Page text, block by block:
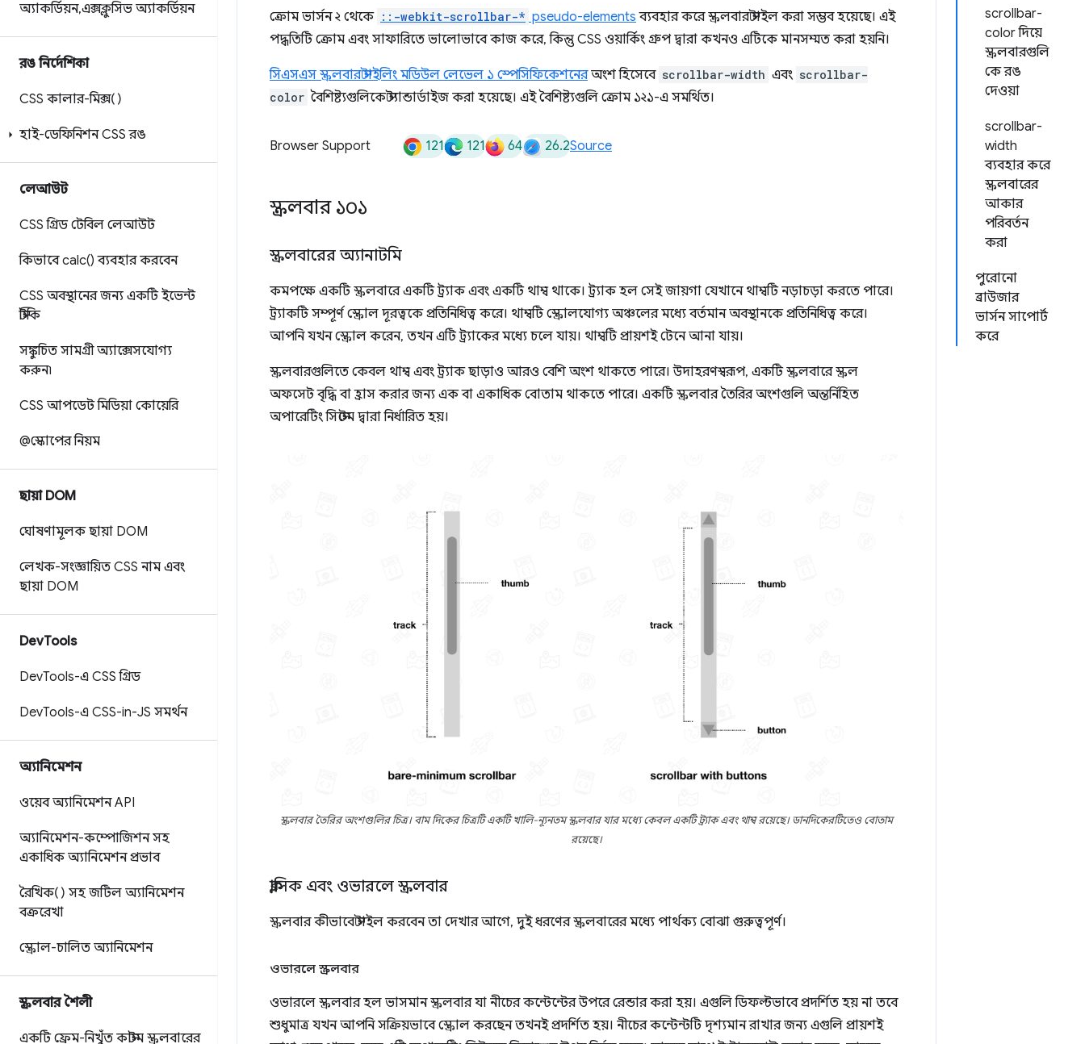
অ্যাকর্ডিয়ন,এক্সক্লুসিভ অ্যাকর্ডিয়ন
রঙ নির্দেশিকা
CSS কালার-মিক্স()
হাই-ডেফিনিশন CSS রঙ
লেআউট
CSS গ্রিড টেবিল লেআউট
কিভাবেcalc() ব্যবহার করবেন
CSS অবস্থানের জন্য একটি ইভেন্ট
স্টিকি
সঙ্কুচিত সামগ্রী অ্যাক্সেসযোগ্য
করুন৷
CSS আপডেট মিডিয়া কোয়েরি
@স্কোপের নিয়ম
ছায়া DOM
ঘোষণামূলক ছায়া DOM
লেখক-সংজ্ঞায়িত CSS নাম এবং
ছায়া DOM
DevTools
DevTools-এ CSS গ্রিড
DevTools-এ CSS-in-JS সমর্থন
অ্যানিমেশন
ওয়েব অ্যানিমেশন API
অ্যানিমেশন-কম্পোজিশন সহ
একাধিক অ্যানিমেশন প্রভাব
রৈখিক() সহ জটিল অ্যানিমেশন
বক্ররেখা
স্ক্রোল-চালিত অ্যানিমেশন
স্ক্রলবার শৈলী
একটি ফ্রেম-নিখুঁত কাস্টম স্ক্রলবারের
scrollbar-
color দিয়ে
স্ক্রলবারগুলি
কে রঙ
দেওয়া
scrollbar-
width
ব্যবহার করে
স্ক্রলবারের
আকার
পরিবর্তন
করা
পুরোনো
ব্রাউজার
ভার্সন সাপোর্ট
করে
ক্রোম ভার্সন ২ থেকে ::-webkit-scrollbar-* pseudo-elements ব্যবহার করে স্ক্রলবার স্টাইল করা সম্ভব হয়েছে। এই
পদ্ধতিটি ক্রোম এবং সাফারিতে ভালোভাবে কাজ করে, কিন্তু CSS ওয়ার্কিং গ্রুপ দ্বারা কখনও এটিকে মানসম্মত করা হয়নি।
সিএসএস স্ক্রলবার স্টাইলিং মডিউল লেভেল ১ স্পেসিফিকেশনেরঅংশ হিসেবে scrollbar-width এবং scrollbar-
color বৈশিষ্ট্যগুলিকে স্ট্যান্ডার্ডাইজ করা হয়েছে। এই বৈশিষ্ট্যগুলি ক্রোম ১২১-এ সমর্থিত।
Browser Support 121 121 64 26.2Source
স্ক্রলবার ১০১
স্ক্রলবারের অ্যানাটমি
কমপক্ষে একটি স্ক্রলবারে একটি ট্র্যাক এবং একটি থাম্ব থাকে। ট্র্যাক হল সেই জায়গা যেখানে থাম্বটি নড়াচড়া করতে পারে।
ট্র্যাকটি সম্পূর্ণ স্ক্রোল দূরত্বকে প্রতিনিধিত্ব করে। থাম্বটি স্ক্রোলযোগ্য অঞ্চলের মধ্যে বর্তমান অবস্থানকে প্রতিনিধিত্ব করে।
আপনি যখন স্ক্রোল করেন, তখন এটি ট্র্যাকের মধ্যে চলে যায়। থাম্বটি প্রায়শই টেনে আনা যায়।
স্ক্রলবারগুলিতে কেবল থাম্ব এবং ট্র্যাক ছাড়াও আরও বেশি অংশ থাকতে পারে। উদাহরণস্বরূপ, একটি স্ক্রলবারে স্ক্রল
অফসেট বৃদ্ধি বা হ্রাস করার জন্য এক বা একাধিক বোতাম থাকতে পারে। একটি স্ক্রলবার তৈরির অংশগুলি অন্তর্নিহিত
অপারেটিং সিস্টেম দ্বারা নির্ধারিত হয়।
স্ক্রলবার তৈরির অংশগুলির চিত্র। বাম দিকের চিত্রটি একটি খালি-ন্যূনতম স্ক্রলবার যার মধ্যে কেবল একটি ট্র্যাক এবং থাম্ব রয়েছে। ডানদিকেরটিতেও বোতাম
রয়েছে।
ক্লাসিক এবং ওভারলে স্ক্রলবার
স্ক্রলবার কীভাবে স্টাইল করবেন তা দেখার আগে, দুই ধরণের স্ক্রলবারের মধ্যে পার্থক্য বোঝা গুরুত্বপূর্ণ।
ওভারলে স্ক্রলবার
ওভারলে স্ক্রলবার হল ভাসমান স্ক্রলবার যা নীচের কন্টেন্টের উপরে রেন্ডার করা হয়। এগুলি ডিফল্টভাবে প্রদর্শিত হয় না তবে
শুধুমাত্র যখন আপনি সক্রিয়ভাবে স্ক্রোল করছেন তখনই প্রদর্শিত হয়। নীচের কন্টেন্টটি দৃশ্যমান রাখার জন্য এগুলি প্রায়শই